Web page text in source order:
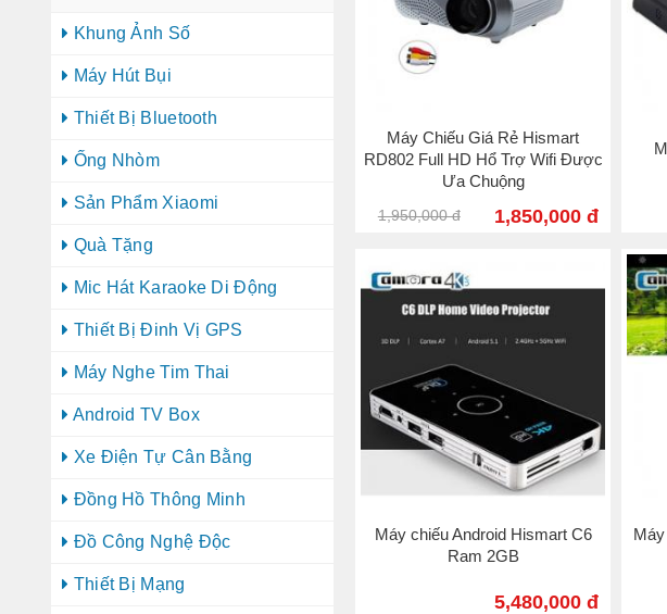
Khung Ảnh Số
Máy Hút Bụi
Thiết Bị Bluetooth
Ống Nhòm
Sản Phẩm Xiaomi
Quà Tặng
Mic Hát Karaoke Di Động
Thiết Bị Đinh Vị GPS
Máy Nghe Tim Thai
Android TV Box
Xe Điện Tự Cân Bằng
Đồng Hồ Thông Minh
Đồ Công Nghệ Độc
Thiết Bị Mạng
Máy Chiếu Giá Rẻ Hismart
RD802 Full HD Hổ Trợ Wifi Được
Ưa Chuộng
1,950,000 đ 1,850,000 đ
Máy chiếu Android Hismart C6
Ram 2GB
5,480,000 đ